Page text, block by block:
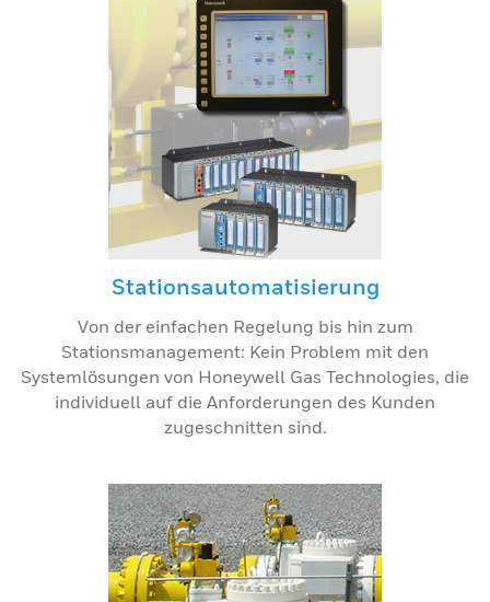
Stationsautomatisierung
Von der einfachen Regelung bis hin zum
Stationsmanagement: Kein Problem mit den
Systemlösungen von Honeywell Gas Technologies, die
individuell auf die Anforderungen des Kunden
zugeschnitten sind.